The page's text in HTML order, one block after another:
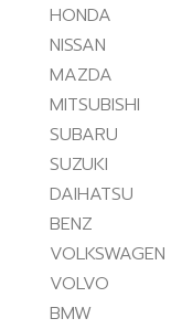
HONDA
NISSAN
MAZDA
MITSUBISHI
SUBARU
SUZUKI
DAIHATSU
BENZ
VOLKSWAGEN
VOLVO
BMW